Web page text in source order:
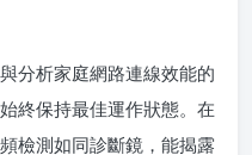
分析家庭網路連線效能的
終保持最佳運作狀態。在
檢測如同診斷鏡，能揭露